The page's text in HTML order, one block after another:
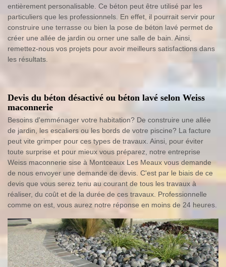
entièrement personalisable. Ce béton peut être utilisé par les
particuliers que les professionnels. En effet, il pourrait servir pour
construire une terrasse ou bien la pose de béton lavé permet de
créer une allée de jardin ou orner une salle de bain. Ainsi,
remettez-nous vos projets pour avoir meilleurs satisfactions dans
les résultats.
Devis du béton désactivé ou béton lavé selon Weiss
maconnerie
Besoins d'emménager votre habitation? De construire une allée
de jardin, les escaliers ou les bords de votre piscine? La facture
peut vite grimper pour ces types de travaux. Ainsi, pour éviter
toute surprise et pour mieux vous préparez, notre entreprise
Weiss maconnerie sise à Montceaux Les Meaux vous demande
de nous envoyer une demande de devis. C'est par le biais de ce
devis que vous serez tenu au courant de tous les travaux à
réaliser, du coût et de la durée de ces travaux. Professionnelle
comme on est, vous aurez notre réponse en moins de 24 heures.